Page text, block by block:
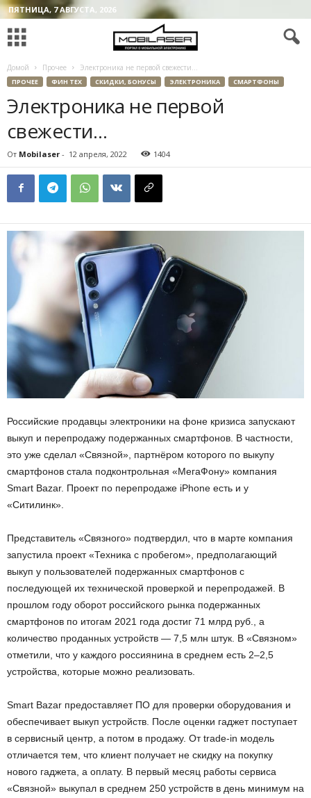
ПЯТНИЦА, 7 АВГУСТА, 2026
Домой Прочее Электроника не первой свежести…
ПРОЧЕЕ ФИН ТЕХ СКИДКИ, БОНУСЫ ЭЛЕКТРОНИКА СМАРТФОНЫ
Электроника не первой
свежести…
От Mobilaser - 12 апреля, 2022 1404
Российские продавцы электроники на фоне кризиса запускают
выкуп и перепродажу подержанных смартфонов. В частности,
это уже сделал «Связной», партнёром которого по выкупу
смартфонов стала подконтрольная «МегаФону» компания
Smart Bazar. Проект по перепродаже iPhone есть и у
«Ситилинк».
Представитель «Связного» подтвердил, что в марте компания
запустила проект «Техника с пробегом», предполагающий
выкуп у пользователей подержанных смартфонов с
последующей их технической проверкой и перепродажей. В
прошлом году оборот российского рынка подержанных
смартфонов по итогам 2021 года достиг 71 млрд руб., а
количество проданных устройств — 7,5 млн штук. В «Связном»
отметили, что у каждого россиянина в среднем есть 2–2,5
устройства, которые можно реализовать.
Smart Bazar предоставляет ПО для проверки оборудования и
обеспечивает выкуп устройств. После оценки гаджет поступает
в сервисный центр, а потом в продажу. От trade-in модель
отличается тем, что клиент получает не скидку на покупку
нового гаджета, а оплату. В первый месяц работы сервиса
«Связной» выкупал в среднем 250 устройств в день минимум на